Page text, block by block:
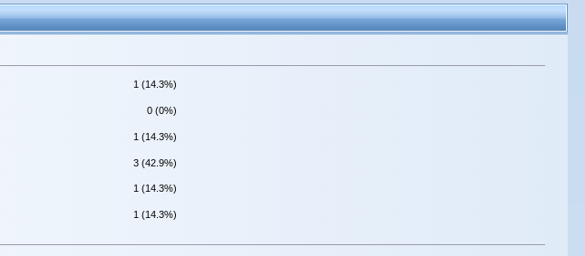
1 (14.3%)
0 (0%)
1 (14.3%)
3 (42.9%)
1 (14.3%)
1 (14.3%)